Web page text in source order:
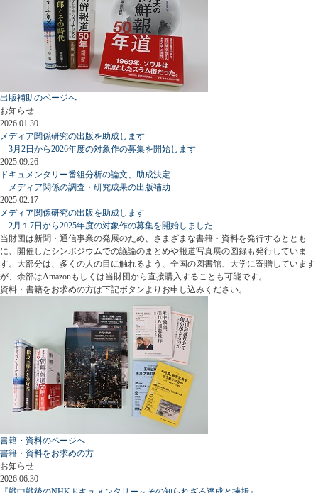
出版補助のページへ
お知らせ
2026.01.30
メディア関係研究の出版を助成します
3月2日から2026年度の対象作の募集を開始します
2025.09.26
ドキュメンタリー番組分析の論文、助成決定
メディア関係の調査・研究成果の出版補助
2025.02.17
メディア関係研究の出版を助成します
2月１7日から2025年度の対象作の募集を開始しました
当財団は新聞・通信事業の発展のため、さまざまな書籍・資料を発行するととも
に、開催したシンポジウムでの議論のまとめや報道写真展の図録も発行していま
す。大部分は、多くの人の目に触れるよう、全国の図書館、大学に寄贈しています
が、余部はAmazonもしくは当財団から直接購入することも可能です。
資料・書籍をお求めの方は下記ボタンよりお申し込みください。
書籍・資料のページへ
書籍・資料をお求めの方
お知らせ
2026.06.30